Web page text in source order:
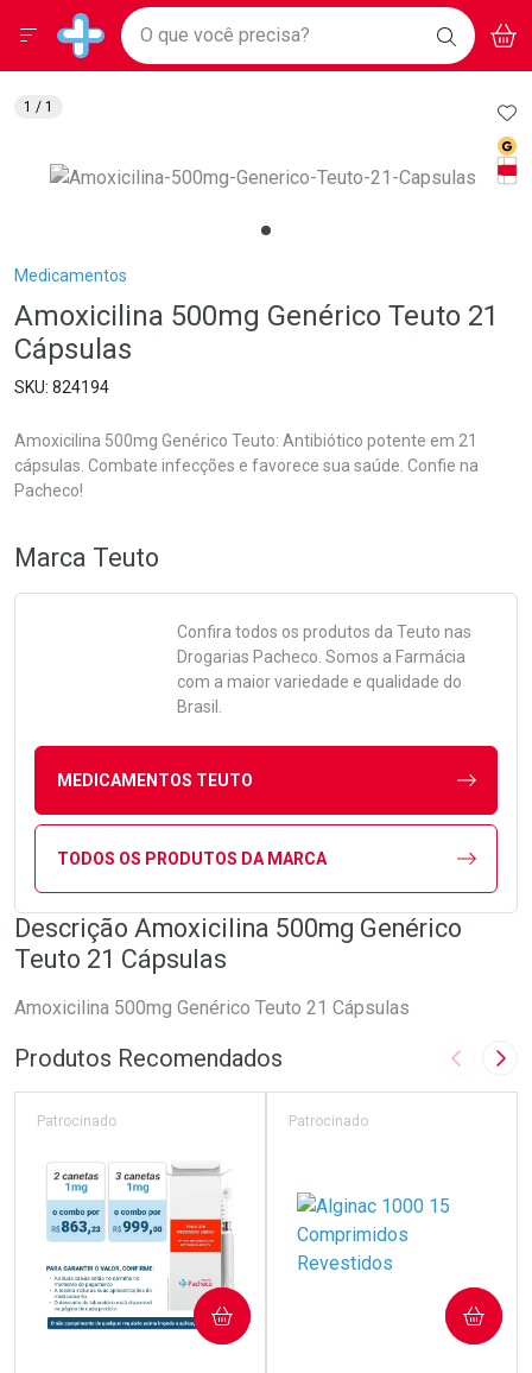
Drogarias Pacheco
Baixe nosso APP e aproveite Ofertas Exclusivas!
BAIXE
O APP
Ir direto para a home
pela página
Ir direto para o conteúdo
Ir direto para a busca
Ir direto para a conta
Ir direto para a notificações
Ir direto para o carrinho
Faça a sua busca
O que você precisa? BUSCAR
Menu
Breadcrumb
Medicamentos
Amoxicilina 500mg Genérico Teuto 21
Cápsulas
824194
Amoxicilina 500mg Genérico Teuto: Antibiótico potente em 21
cápsulas. Combate infecções e favorece sua saúde. Confie na
Pacheco!
1 / 1
Marca Teuto
Confira todos os produtos da Teuto nas
Drogarias Pacheco. Somos a Farmácia
com a maior variedade e qualidade do
Brasil.
MEDICAMENTOS TEUTO
TODOS OS PRODUTOS DA MARCA
Descrição Amoxicilina 500mg Genérico
Teuto 21 Cápsulas
Amoxicilina 500mg Genérico Teuto 21 Cápsulas
Produtos Recomendados Imagem
Patrocinado
COMPRAR
Patrocinado
COMPRAR